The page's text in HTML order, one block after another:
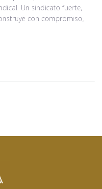
Un sindicato fuerte,
con compromiso,